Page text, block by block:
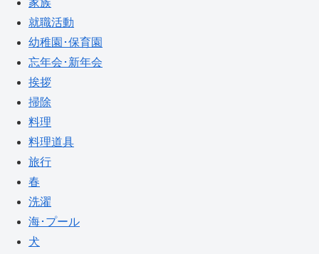
就職活動
幼稚園･保育園
忘年会･新年会
挨拶
掃除
料理
料理道具
旅行
春
洗濯
海･プール
犬